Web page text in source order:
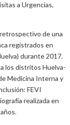
a Urgencias,
de una
registrados en
durante 2017.
los distritos Huelva-
Medicina Interna y
FEVI
realizada en